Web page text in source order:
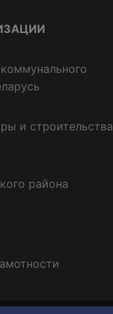
и строительства
района